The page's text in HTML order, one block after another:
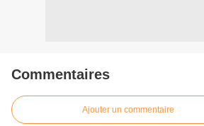
Commentaires
Ajouter un commentaire